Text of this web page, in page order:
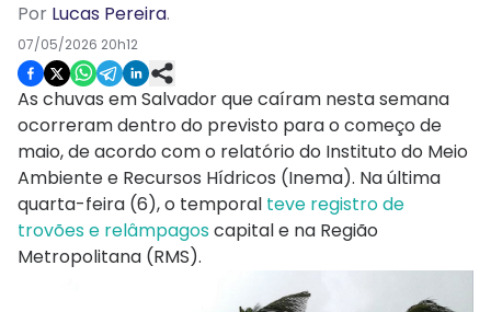
Por Lucas Pereira.
07/05/2026 20h12
As chuvas em Salvador que caíram nesta semana
ocorreram dentro do previsto para o começo de
maio, de acordo com o relatório do Instituto do Meio
Ambiente e Recursos Hídricos (Inema). Na última
quarta-feira (6), o temporal teve registro de
trovões e relâmpagoscapital e na Região
Metropolitana (RMS).